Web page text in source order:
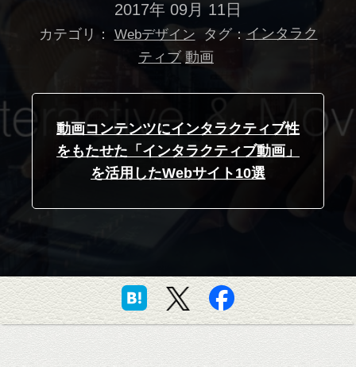
2017年 09月 11日
カテゴリ： Webデザイン タグ： インタラク
ティブ 動画
動画コンテンツにインタラクティブ性
をもたせた「インタラクティブ動画」
を活用したWebサイト10選